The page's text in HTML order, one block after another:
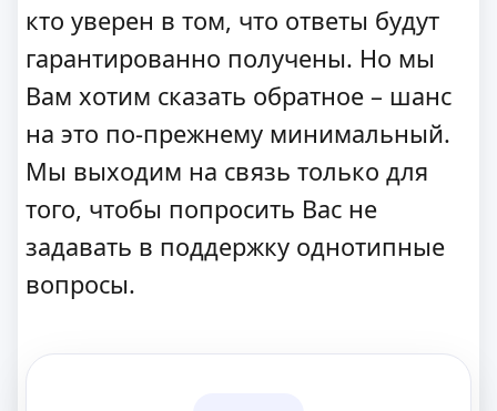
кто уверен в том, что ответы будут
гарантированно получены. Но мы
Вам хотим сказать обратное – шанс
на это по-прежнему минимальный.
Мы выходим на связь только для
того, чтобы попросить Вас не
задавать в поддержку однотипные
вопросы.